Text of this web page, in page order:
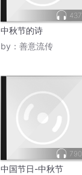
437
中秋节的诗
by： 善意流传
790
中国节日-中秋节